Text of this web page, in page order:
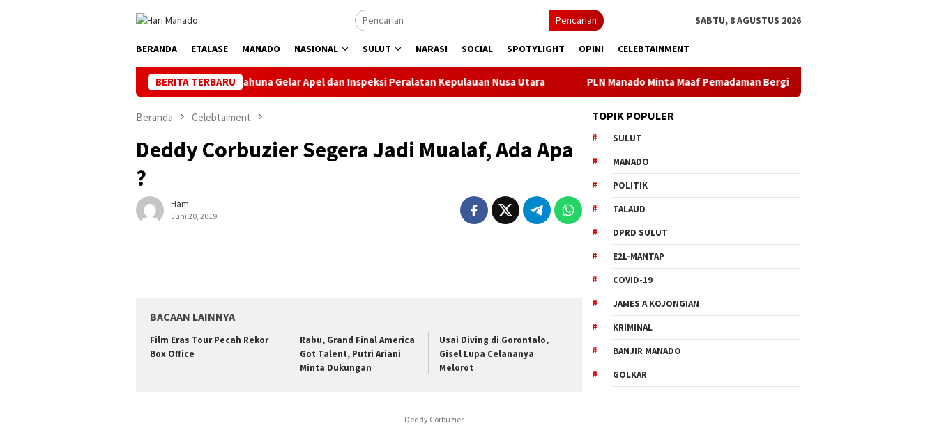
Pencarian SABTU, 8 AGUSTUS 2026
BERANDA ETALASE MANADO NASIONAL SULUT NARASI SOCIAL SPOTYLIGHT OPINI CELEBTAINMENT
BERITA TERBARU
Jelang HUT ke-81 RI, PLN UP3 Tahuna Gelar Apel dan Inspeksi Peralatan Kepulauan Nusa Utara PLN Manado Minta Maaf Pemadaman Bergilir di Pulau Bunaken, Minggu Dua PLTD Pulih
Beranda Celebtaiment
Deddy Corbuzier Segera Jadi Mualaf, Ada Apa
?
Ham
Juni 20, 2019
BACAAN LAINNYA
Film Eras Tour Pecah Rekor
Box Office
Rabu, Grand Final America
Got Talent, Putri Ariani
Minta Dukungan
Usai Diving di Gorontalo,
Gisel Lupa Celananya
Melorot
Deddy Corbuzier
TOPIK POPULER
SULUT
MANADO
POLITIK
TALAUD
DPRD SULUT
E2L-MANTAP
COVID-19
JAMES A KOJONGIAN
KRIMINAL
BANJIR MANADO
GOLKAR